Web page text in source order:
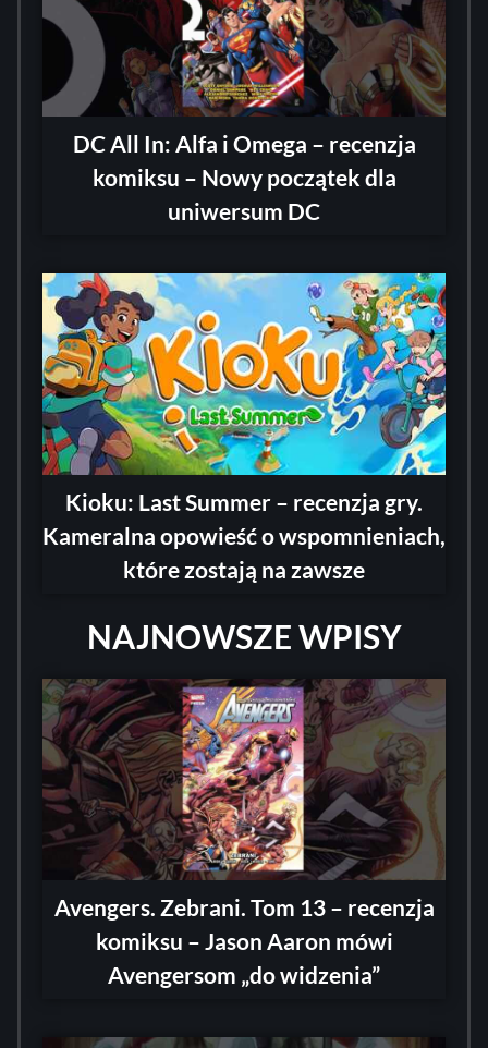
DC All In: Alfa i Omega – recenzja
komiksu – Nowy początek dla
uniwersum DC
Kioku: Last Summer – recenzja gry.
Kameralna opowieść o wspomnieniach,
które zostają na zawsze
NAJNOWSZE WPISY
Avengers. Zebrani. Tom 13 – recenzja
komiksu – Jason Aaron mówi
Avengersom „do widzenia”